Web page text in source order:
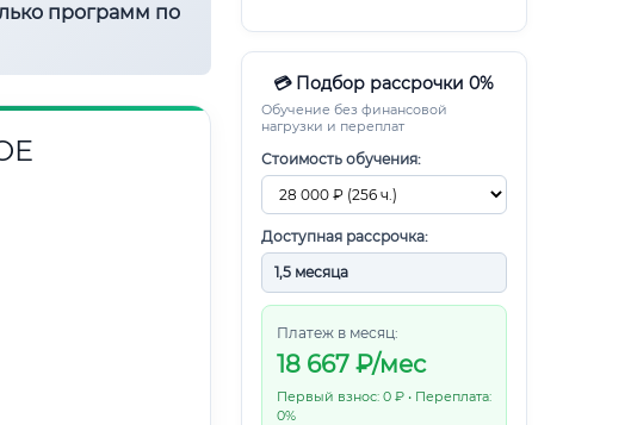
💳 Подбор рассрочки 0%
Обучение без финансовой
нагрузки и переплат
Стоимость обучения:
Доступная рассрочка:
Платеж в месяц:
18 667₽/мес
Первый взнос: 0 ₽ • Переплата:
0%
программ по